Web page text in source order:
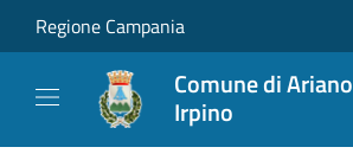
Salta al contenuto principale
Regione Campania
Comune di Ariano
Irpino